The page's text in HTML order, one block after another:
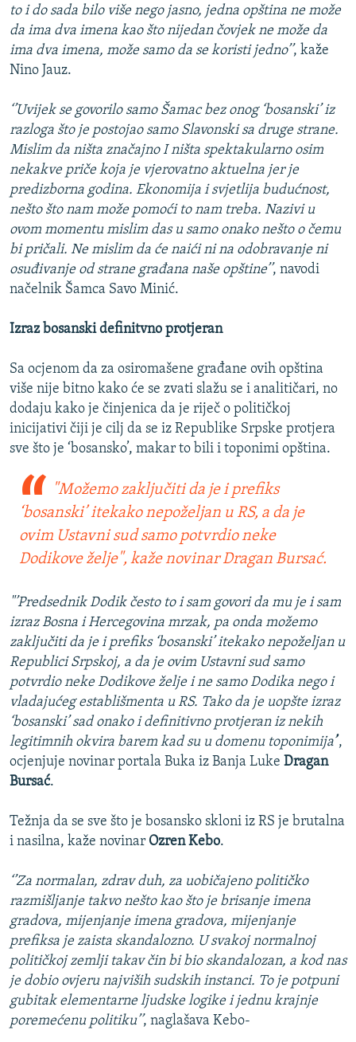
to i do sada bilo više nego jasno, jedna opština ne može
da ima dva imena kao što nijedan čovjek ne može da
ima dva imena, može samo da se koristi jedno’’, kaže
Nino Jauz.
‘’Uvijek se govorilo samo Šamac bez onog ‘bosanski’ iz
razloga što je postojao samo Slavonski sa druge strane.
Mislim da ništa značajno I ništa spektakularno osim
nekakve priče koja je vjerovatno aktuelna jer je
predizborna godina. Ekonomija i svjetlija budućnost,
nešto što nam može pomoći to nam treba. Nazivi u
ovom momentu mislim das u samo onako nešto o čemu
bi pričali. Ne mislim da će naići ni na odobravanje ni
osuđivanje od strane građana naše opštine’’, navodi
načelnik Šamca Savo Minić.
Izraz bosanski definitvno protjeran
Sa ocjenom da za osiromašene građane ovih opština
više nije bitno kako će se zvati slažu se i analitičari, no
dodaju kako je činjenica da je riječ o političkoj
inicijativi čiji je cilj da se iz Republike Srpske protjera
sve što je ‘bosansko’, makar to bili i toponimi opština.
"Možemo zaključiti da je i prefiks
‘bosanski’ itekako nepoželjan u RS, a da je
ovim Ustavni sud samo potvrdio neke
Dodikove želje", kaže novinar Dragan Bursać.
"’Predsednik Dodik često to i sam govori da mu je i sam
izraz Bosna i Hercegovina mrzak, pa onda možemo
zaključiti da je i prefiks ‘bosanski’ itekako nepoželjan u
Republici Srpskoj, a da je ovim Ustavni sud samo
potvrdio neke Dodikove želje i ne samo Dodika nego i
vladajućeg establišmenta u RS. Tako da je uopšte izraz
‘bosanski’ sad onako i definitivno protjeran iz nekih
legitimnih okvira barem kad su u domenu toponimija’’,
ocjenjuje novinar portala Buka iz Banja Luke Dragan
Bursać.
Težnja da se sve što je bosansko skloni iz RS je brutalna
i nasilna, kaže novinar Ozren Kebo.
‘’Za normalan, zdrav duh, za uobičajeno političko
razmišljanje takvo nešto kao što je brisanje imena
gradova, mijenjanje imena gradova, mijenjanje
prefiksa je zaista skandalozno. U svakoj normalnoj
političkoj zemlji takav čin bi bio skandalozan, a kod nas
je dobio ovjeru najviših sudskih instanci. To je potpuni
gubitak elementarne ljudske logike i jednu krajnje
poremećenu politiku’’, naglašava Kebo-